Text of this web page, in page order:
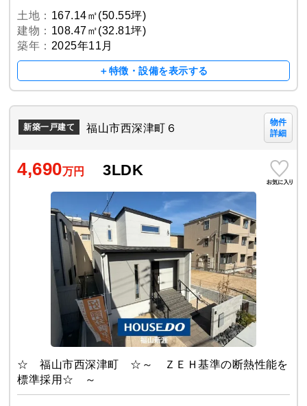
土地： 167.14㎡(50.55坪)
建物： 108.47㎡(32.81坪)
築年： 2025年11月
＋特徴・設備を表示する
新築一戸建て 福山市西深津町６
物件
詳細
4,690万円 3LDK
☆ 福山市西深津町 ☆～ ＺＥＨ基準の断熱性能を
標準採用☆ ～